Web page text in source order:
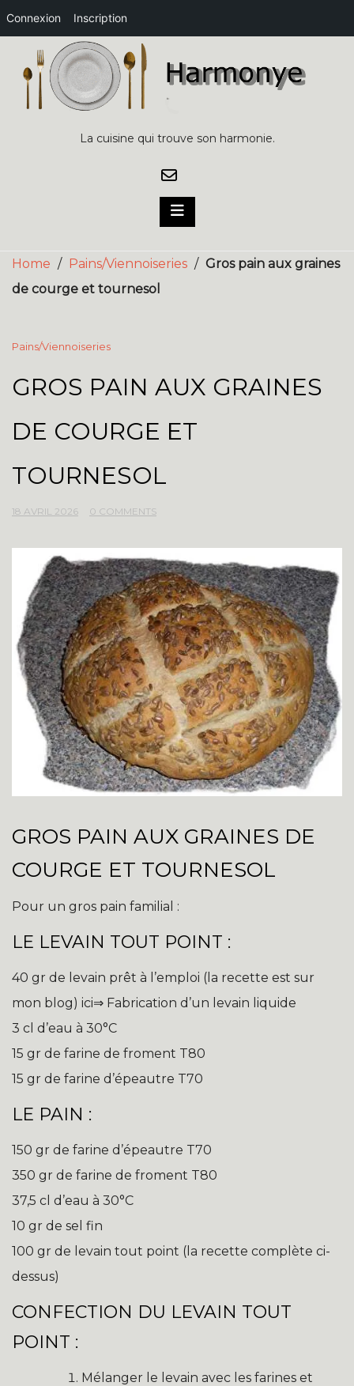
Connexion Inscription
content
La cuisine qui trouve son harmonie.
Home / Pains/Viennoiseries / Gros pain aux graines
de courge et tournesol
Pains/Viennoiseries
GROS PAIN AUX GRAINES
DE COURGE ET
TOURNESOL
18 AVRIL 2026 0 COMMENTS
GROS PAIN AUX GRAINES DE
COURGE ET TOURNESOL
Pour un gros pain familial :
LE LEVAIN TOUT POINT :
40 gr de levain prêt à l’emploi (la recette est sur
mon blog) ici⇒ Fabrication d’un levain liquide
3 cl d’eau à 30°C
15 gr de farine de froment T80
15 gr de farine d’épeautre T70
LE PAIN :
150 gr de farine d’épeautre T70
350 gr de farine de froment T80
37,5 cl d’eau à 30°C
10 gr de sel fin
100 gr de levain tout point (la recette complète ci-
dessus)
CONFECTION DU LEVAIN TOUT
POINT :
Mélanger le levain avec les farines et